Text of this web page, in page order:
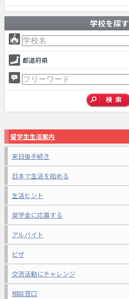
学校を探す
都道府県
留学生生活案内
来日後手続き
日本で生活を始める
生活ヒント
奨学金に応募する
アルバイト
ビザ
交流活動にチャレンジ
相談窓口